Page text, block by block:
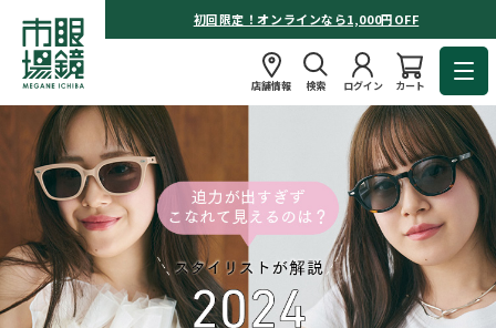
初回限定！オンラインなら1,000円OFF
店舗情報 検索 ログイン カート